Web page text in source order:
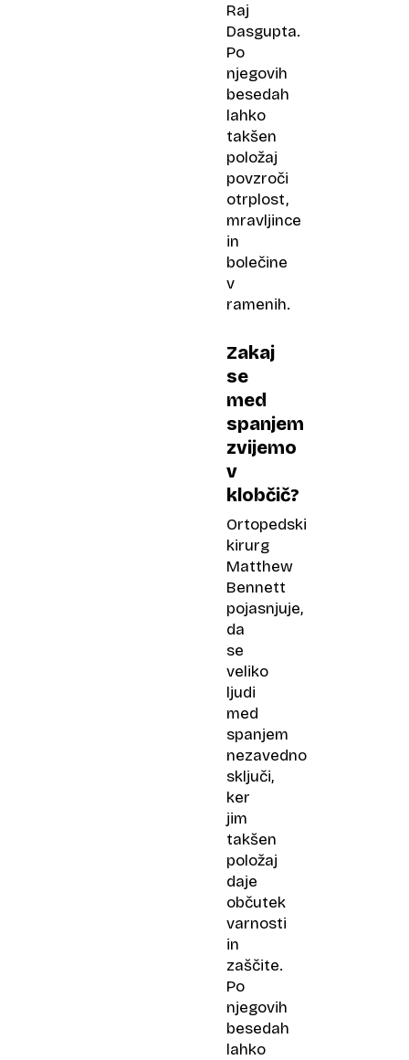
Raj
Dasgupta.
Po
njegovih
besedah
lahko
takšen
položaj
povzroči
otrplost,
mravljince
in
bolečine
v
ramenih.
Zakaj
se
med
spanjem
zvijemo
v
klobčič?
Ortopedski
kirurg
Matthew
Bennett
pojasnjuje,
da
se
veliko
ljudi
med
spanjem
nezavedno
sključi,
ker
jim
takšen
položaj
daje
občutek
varnosti
in
zaščite.
Po
njegovih
besedah
lahko